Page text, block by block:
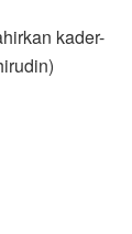
kader-